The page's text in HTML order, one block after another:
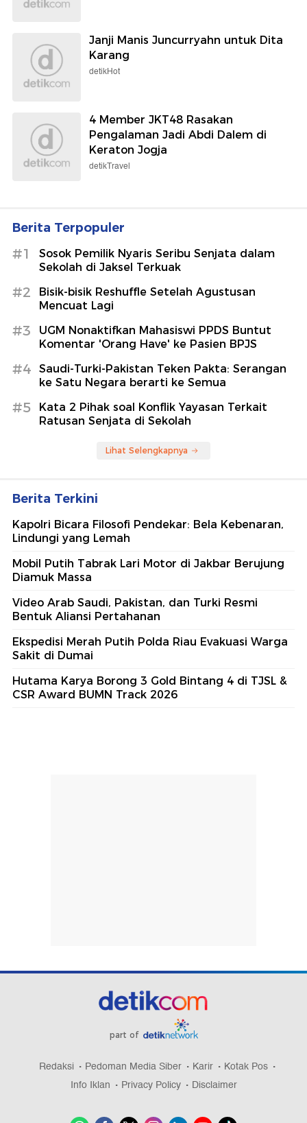
Janji Manis Juncurryahn untuk Dita
Karang
detikHot
4 Member JKT48 Rasakan
Pengalaman Jadi Abdi Dalem di
Keraton Jogja
detikTravel
Berita Terpopuler
#1
Sosok Pemilik Nyaris Seribu Senjata dalam
Sekolah di Jaksel Terkuak
#2
Bisik-bisik Reshuffle Setelah Agustusan
Mencuat Lagi
#3
UGM Nonaktifkan Mahasiswi PPDS Buntut
Komentar 'Orang Have' ke Pasien BPJS
#4
Saudi-Turki-Pakistan Teken Pakta: Serangan
ke Satu Negara berarti ke Semua
#5
Kata 2 Pihak soal Konflik Yayasan Terkait
Ratusan Senjata di Sekolah
Lihat Selengkapnya
Berita Terkini
Kapolri Bicara Filosofi Pendekar: Bela Kebenaran,
Lindungi yang Lemah
Mobil Putih Tabrak Lari Motor di Jakbar Berujung
Diamuk Massa
Video Arab Saudi, Pakistan, dan Turki Resmi
Bentuk Aliansi Pertahanan
Ekspedisi Merah Putih Polda Riau Evakuasi Warga
Sakit di Dumai
Hutama Karya Borong 3 Gold Bintang 4 di TJSL &
CSR Award BUMN Track 2026
part of
Redaksi Pedoman Media Siber Karir
Kotak Pos
Info Iklan
Privacy Policy Disclaimer